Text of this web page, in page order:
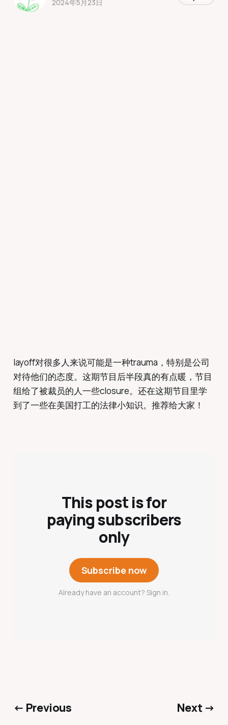
layoff对很多人来说可能是一种trauma，特别是公司
对待他们的态度。这期节目后半段真的有点暖，节目
组给了被裁员的人一些closure。还在这期节目里学
到了一些在美国打工的法律小知识。推荐给大家！
This post is for
paying subscribers
only
Subscribe now
Already have an account? Sign in.
2024年5月23日
← Previous Next →